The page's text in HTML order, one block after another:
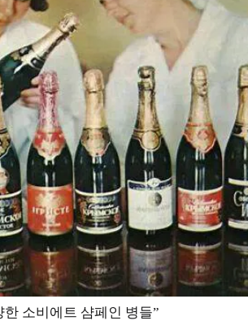
소비에트 샴페인 병들”